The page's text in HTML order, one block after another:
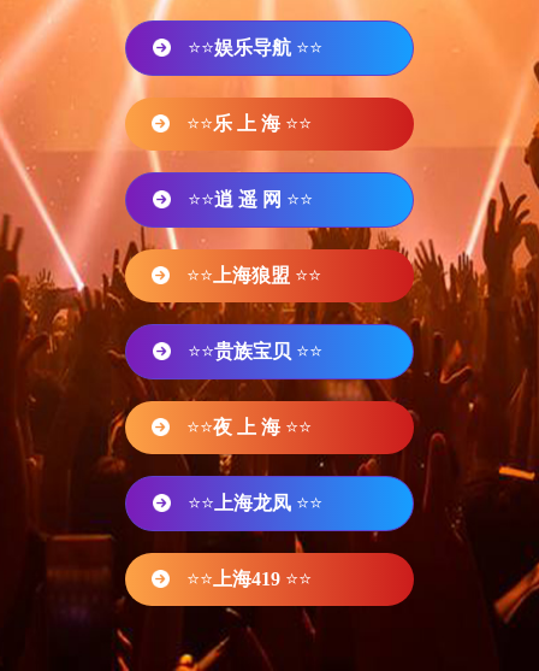
⭐⭐娱乐导航 ⭐⭐
⭐⭐乐 上 海 ⭐⭐
⭐⭐逍 遥 网 ⭐⭐
⭐⭐ 上海狼盟 ⭐⭐
⭐⭐贵族宝贝 ⭐⭐
⭐⭐夜 上 海 ⭐⭐
⭐⭐ 上海龙凤 ⭐⭐
⭐⭐ 上海419 ⭐⭐